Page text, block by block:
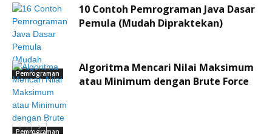
Pemrograman
10 Contoh Pemrograman Java Dasar
Pemula (Mudah Dipraktekan)
Pemrograman
Algoritma Mencari Nilai Maksimum
atau Minimum dengan Brute Force